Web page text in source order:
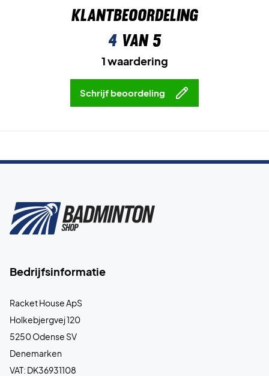
Klantbeoordeling
4 van 5
1 waardering
Schrijf beoordeling
Bedrijfsinformatie
Racket House ApS
Holkebjergvej 120
5250 Odense SV
Denemarken
VAT: DK36931108